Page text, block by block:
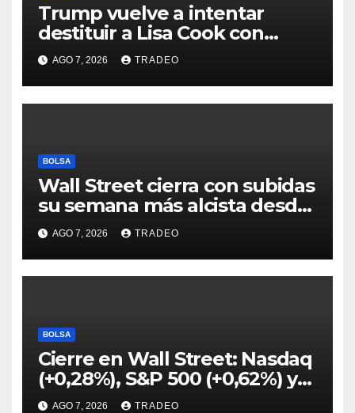
Trump vuelve a intentar
destituir a Lisa Cook con
acusaciones de fraude
hipotecario
AGO 7, 2026 TRADEO
BOLSA
Wall Street cierra con subidas
su semana más alcista desde
abril
AGO 7, 2026 TRADEO
BOLSA
Cierre en Wall Street: Nasdaq
(+0,28%), S&P 500 (+0,62%) y
Nasdaq (+1,30%)
AGO 7, 2026 TRADEO